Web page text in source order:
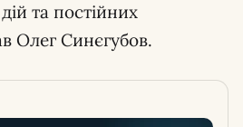
та постійних
Олег Синєгубов.